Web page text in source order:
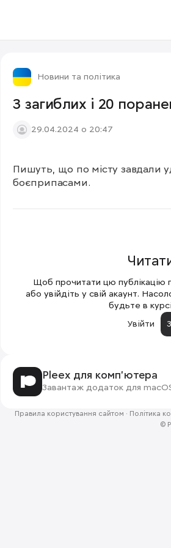
Новини та політика
3 загиблих і 20
29.04.2024 о 20:47
Пишуть, що по місту завдали
боєприпасами.
Щоб прочитати цю публікацію
або увійдіть у свій акаунт.
будьте в
Увійти
Pleex для комп'ютера
Завантаж додаток для
Правила користування сайтом · Політика
©